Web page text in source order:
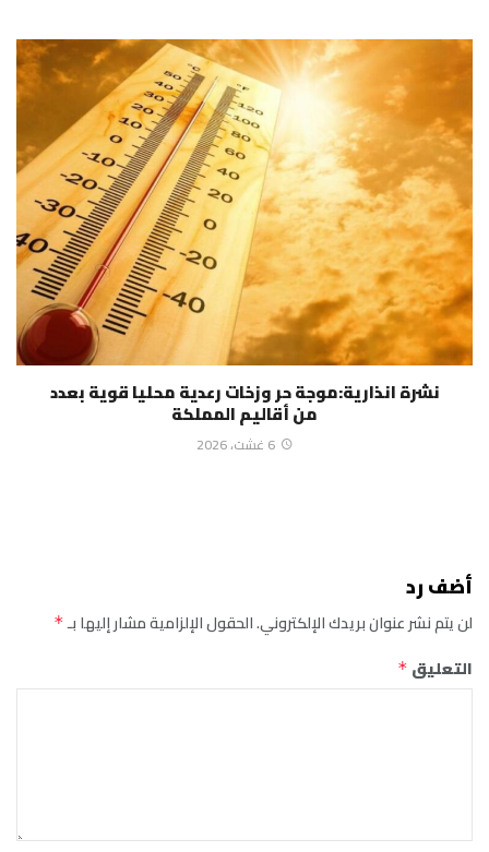
نشرة انذارية:موجة حر وزخات رعدية محليا قوية بعدد
من أقاليم المملكة
6 غشت، 2026
أضف رد
لن يتم نشر عنوان بريدك الإلكتروني.الحقول الإلزامية مشار إليها بـ*
التعليق *